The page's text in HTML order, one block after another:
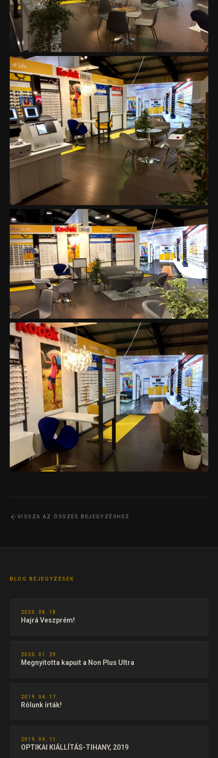
VISSZA AZ ÖSSZES BEJEGYZÉSHEZ
BLOG BEJEGYZÉSEK
2020. 08. 18.
Hajrá Veszprém!
2020. 01. 29.
Megnyitotta kapuit a Non Plus Ultra
2019. 04. 17.
Rólunk írták!
2019. 04. 11.
OPTIKAI KIÁLLÍTÁS-TIHANY, 2019